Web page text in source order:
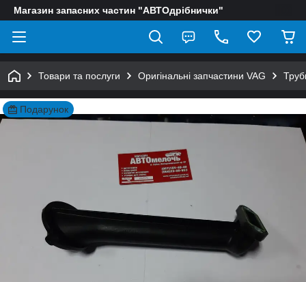
Магазин запасних частин "АВТОдрібнички"
Товари та послуги Оригінальні запчастини VAG
Подарунок